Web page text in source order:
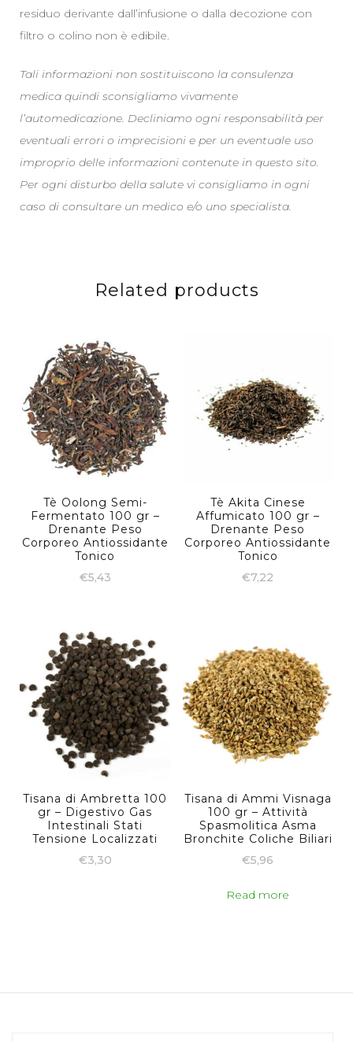
residuo derivante dall’infusione o dalla decozione con
filtro o colino non è edibile.
Tali informazioni non sostituiscono la consulenza
medica quindi sconsigliamo vivamente
l’automedicazione. Decliniamo ogni responsabilità per
eventuali errori o imprecisioni e per un eventuale uso
improprio delle informazioni contenute in questo sito.
Per ogni disturbo della salute vi consigliamo in ogni
caso di consultare un medico e/o uno specialista.
Related products
Tè Oolong Semi-
Fermentato 100 gr –
Drenante Peso
Corporeo Antiossidante
Tonico
€5,43
Tè Akita Cinese
Affumicato 100 gr –
Drenante Peso
Corporeo Antiossidante
Tonico
€7,22
Tisana di Ambretta 100
gr – Digestivo Gas
Intestinali Stati
Tensione Localizzati
€3,30
Tisana di Ammi Visnaga
100 gr – Attività
Spasmolitica Asma
Bronchite Coliche Biliari
€5,96
Read more